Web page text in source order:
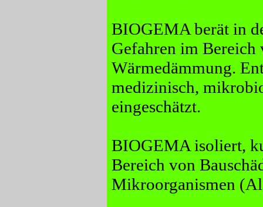
BIOGEMA berät in
Gefahren im Bereich
Wärmedämmung.
medizinisch,
eingeschätzt.
BIOGEMA isoliert,
Bereich von
Mikroorganismen